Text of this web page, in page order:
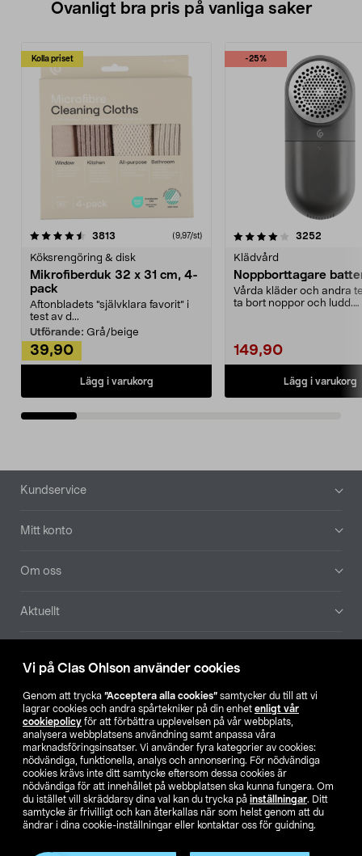
Vi på Clas Ohlson använder cookies
Genom att trycka ”Acceptera alla cookies” samtycker du till att vi
lagrar cookies och andra spårtekniker på din enhet enligt vår
cookiepolicy för att förbättra upplevelsen på vår webbplats,
analysera webbplatsens användning samt anpassa våra
marknadsföringsinsatser. Vi använder fyra kategorier av cookies:
nödvändiga, funktionella, analys och annonsering. För nödvändiga
cookies krävs inte ditt samtycke eftersom dessa cookies är
nödvändiga för att innehållet på webbplatsen ska kunna fungera. Om
du istället vill skräddarsy dina val kan du trycka på inställningar. Ditt
samtycke är frivilligt och kan återkallas när som helst genom att du
ändrar i dina cookie-inställningar eller kontaktar oss för guidning.
Ovanligt bra pris på vanliga saker
Kolla priset
3813 (9,97/st)
Köksrengöring & disk
Mikrofiberduk 32 x 31 cm, 4-
pack
Aftonbladets "självklara favorit” i
test av d...
Utförande: Grå/beige
39,90
Lägg i varukorg
-25%
4.0av 5 stjärnor 3252
Klädvård
Noppborttagare
Vårda kläder och andra
ta bort noppor och ludd.
149,90
Lägg i varukorg
4.5av 5 stjärnor
Sidfot
Kundservice
Mitt konto
Om oss
Aktuellt
Hitta butik
SE NO FI